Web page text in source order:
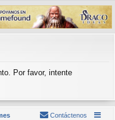
fic
ar
ra
rs
s
c
Por favor, intente
Contáctenos